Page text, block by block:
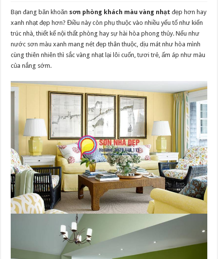
Bạn đang băn khoăn sơn phòng khách màu vàng nhạt đẹp hơn hay
xanh nhạt đẹp hơn? Điều này còn phụ thuộc vào nhiều yếu tố như kiến
trúc nhà, thiết kế nội thất phòng hay sự hài hòa phong thủy. Nếu như
nước sơn màu xanh mang nét đẹp thân thuộc, dịu mát như hòa mình
cùng thiên nhiên thì sắc vàng nhạt lại lôi cuốn, tươi trẻ, ấm áp như màu
của nắng sớm.